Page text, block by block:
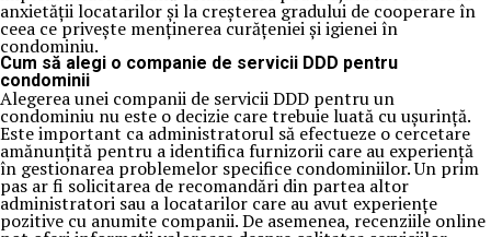
anxietății locatarilor și la creșterea gradului de cooperare în
ceea ce privește menținerea curățeniei și igienei în
condominiu.
Cum să alegi o companie de servicii DDD pentru
condominii
Alegerea unei companii de servicii DDD pentru un
condominiu nu este o decizie care trebuie luată cu ușurință.
Este important ca administratorul să efectueze o cercetare
amănunțită pentru a identifica furnizorii care au experiență
în gestionarea problemelor specifice condominiilor. Un prim
pas ar fi solicitarea de recomandări din partea altor
administratori sau a locatarilor care au avut experiențe
pozitive cu anumite companii. De asemenea, recenziile online